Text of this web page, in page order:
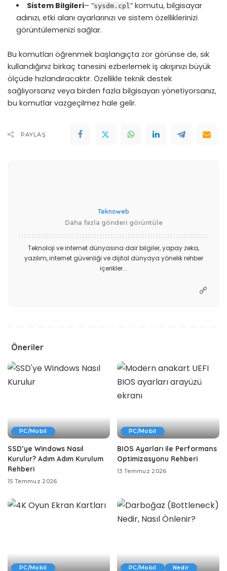
Sistem Bilgileri– “sysdm.cpl” komutu, bilgisayar
adınızı, etki alanı ayarlarınızı ve sistem özelliklerinizi
görüntülemenizi sağlar.
Bu komutları öğrenmek başlangıçta zor görünse de, sık
kullandığınız birkaç tanesini ezberlemek iş akışınızı büyük
ölçüde hızlandıracaktır. Özellikle teknik destek
sağlıyorsanız veya birden fazla bilgisayarı yönetiyorsanız,
bu komutlar vazgeçilmez hale gelir.
PAYLAŞ
Teknoweb
Daha fazla gönderi görüntüle
Teknoloji ve internet dünyasına dair bilgiler, yapay zeka,
yazılım, internet güvenliği ve dijital dünyaya yönelik rehber
içerikler...
Öneriler
PC/Mobil
SSD’ye Windows Nasıl
Kurulur? Adım Adım Kurulum
Rehberi
15 Temmuz 2026
PC/Mobil
BIOS Ayarları ile Performans
Optimizasyonu Rehberi
13 Temmuz 2026
PC/Mobil PC/Mobil Nedir